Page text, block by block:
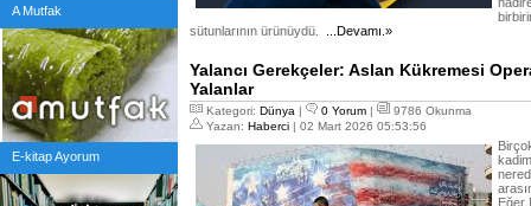
A Mutfak
E-kitap Ayorum
sütunlarının ürünüydü.
...Devamı.»
Yalancı Gerekçeler: Aslan Kükremesi
Yalanlar
Kategori: Dünya | 0 Yorum |
9786 Okunma
Yazan: Haberci | 02 Mart 2026 05:53:56
Eğer